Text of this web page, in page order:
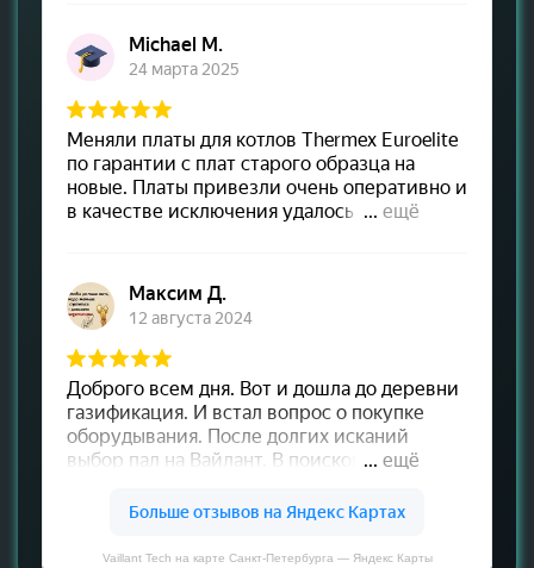
Vaillant Tech на карте Санкт‑Петербурга — Яндекс Карты